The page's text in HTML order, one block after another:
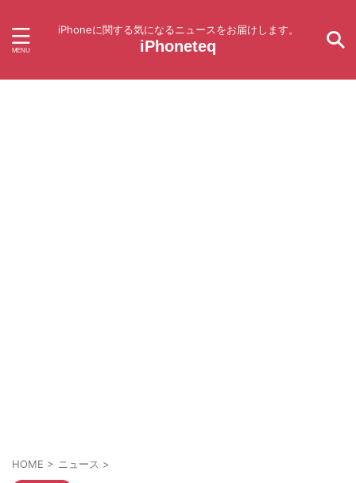
iPhoneに関する気になるニュースをお届けします。
iPhoneteq
HOME > ニュース >